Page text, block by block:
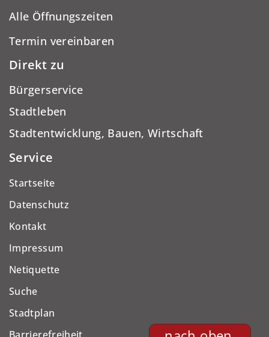
Alle Öffnungszeiten
Termin vereinbaren
Direkt zu
Bürgerservice
Stadtleben
Stadtentwicklung, Bauen, Wirtschaft
Service
Startseite
Datenschutz
Kontakt
Impressum
Netiquette
Suche
Stadtplan